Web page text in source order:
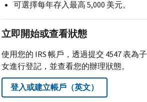
可選擇每年存入最高 5,000 美元。
立即開始或查看狀態
使用您的 IRS 帳戶，透過提交 4547 表為子
女進行登記，並查看您的辦理狀態。
登入或建立帳戶（英文）